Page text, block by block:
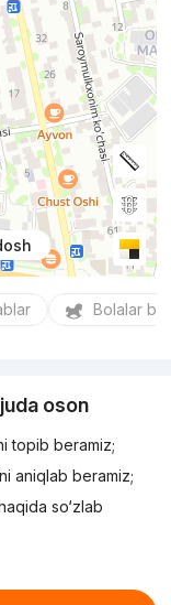
Bolalar
oson
topib beramiz;
aniqlab beramiz;
so‘zlab